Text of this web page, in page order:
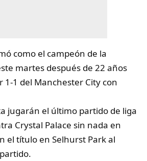
como el campeón de la
martes después de 22 años
1-1 del Manchester City con
jugarán el último partido de liga
Crystal Palace sin nada en
el título en Selhurst Park al